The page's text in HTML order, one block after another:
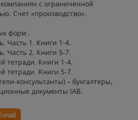
с ограниченной
Счет «производство».
форм .
Часть 1. Книги 1-4.
Часть 2. Книги 5-7.
тетради. Книги 1-4.
тетради. Книги 5-7.
консультанты) – бухгалтеры,
документы IAB.
mail